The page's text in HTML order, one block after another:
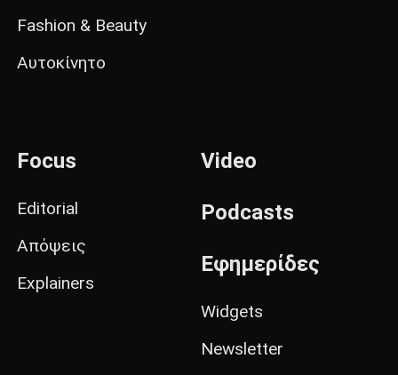
Fashion & Beauty
Αυτοκίνητο
Focus
Editorial
Απόψεις
Explainers
Video
Podcasts
Εφημερίδες
Widgets
Newsletter